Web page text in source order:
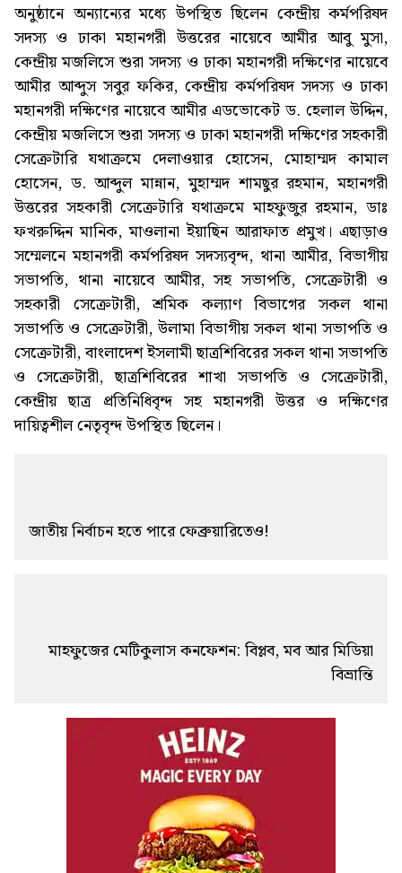
অনুষ্ঠানে অন্যান্যের মধ্যে উপস্থিত ছিলেন কেন্দ্রীয় কর্মপরিষদ
সদস্য ও ঢাকা মহানগরী উত্তরের নায়েবে আমীর আবু মুসা,
কেন্দ্রীয় মজলিসে শুরা সদস্য ও ঢাকা মহানগরী দক্ষিণের নায়েবে
আমীর আব্দুস সবুর ফকির, কেন্দ্রীয় কর্মপরিষদ সদস্য ও ঢাকা
মহানগরী দক্ষিণের নায়েবে আমীর এডভোকেট ড. হেলাল উদ্দিন,
কেন্দ্রীয় মজলিসে শুরা সদস্য ও ঢাকা মহানগরী দক্ষিণের সহকারী
সেক্রেটারি যথাক্রমে দেলাওয়ার হোসেন, মোহাম্মদ কামাল
হোসেন, ড. আব্দুল মান্নান, মুহাম্মদ শামছুর রহমান, মহানগরী
উত্তরের সহকারী সেক্রেটারি যথাক্রমে মাহফুজুর রহমান, ডাঃ
ফখরুদ্দিন মানিক, মাওলানা ইয়াছিন আরাফাত প্রমুখ। এছাড়াও
সম্মেলনে মহানগরী কর্মপরিষদ সদস্যবৃন্দ, থানা আমীর, বিভাগীয়
সভাপতি, থানা নায়েবে আমীর, সহ সভাপতি, সেক্রেটারী ও
সহকারী সেক্রেটারী, শ্রমিক কল্যাণ বিভাগের সকল থানা
সভাপতি ও সেক্রেটারী, উলামা বিভাগীয় সকল থানা সভাপতি ও
সেক্রেটারী, বাংলাদেশ ইসলামী ছাত্রশিবিরের সকল থানা সভাপতি
ও সেক্রেটারী, ছাত্রশিবিরের শাখা সভাপতি ও সেক্রেটারী,
কেন্দ্রীয় ছাত্র প্রতিনিধিবৃন্দ সহ মহানগরী উত্তর ও দক্ষিণের
দায়িত্বশীল নেতৃবৃন্দ উপস্থিত ছিলেন।
জাতীয় নির্বাচন হতে পারে ফেব্রুয়ারিতেও!
মাহফুজের মেটিকুলাস কনফেশন: বিপ্লব, মব আর মিডিয়া
বিভ্রান্তি